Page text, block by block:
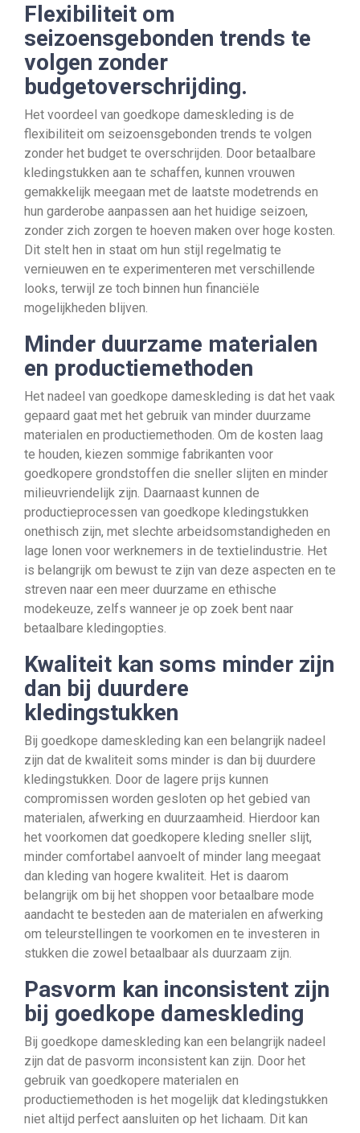
Flexibiliteit om
seizoensgebonden trends te
volgen zonder
budgetoverschrijding.
Het voordeel van goedkope dameskleding is de
flexibiliteit om seizoensgebonden trends te volgen
zonder het budget te overschrijden. Door betaalbare
kledingstukken aan te schaffen, kunnen vrouwen
gemakkelijk meegaan met de laatste modetrends en
hun garderobe aanpassen aan het huidige seizoen,
zonder zich zorgen te hoeven maken over hoge kosten.
Dit stelt hen in staat om hun stijl regelmatig te
vernieuwen en te experimenteren met verschillende
looks, terwijl ze toch binnen hun financiële
mogelijkheden blijven.
Minder duurzame materialen
en productiemethoden
Het nadeel van goedkope dameskleding is dat het vaak
gepaard gaat met het gebruik van minder duurzame
materialen en productiemethoden. Om de kosten laag
te houden, kiezen sommige fabrikanten voor
goedkopere grondstoffen die sneller slijten en minder
milieuvriendelijk zijn. Daarnaast kunnen de
productieprocessen van goedkope kledingstukken
onethisch zijn, met slechte arbeidsomstandigheden en
lage lonen voor werknemers in de textielindustrie. Het
is belangrijk om bewust te zijn van deze aspecten en te
streven naar een meer duurzame en ethische
modekeuze, zelfs wanneer je op zoek bent naar
betaalbare kledingopties.
Kwaliteit kan soms minder zijn
dan bij duurdere
kledingstukken
Bij goedkope dameskleding kan een belangrijk nadeel
zijn dat de kwaliteit soms minder is dan bij duurdere
kledingstukken. Door de lagere prijs kunnen
compromissen worden gesloten op het gebied van
materialen, afwerking en duurzaamheid. Hierdoor kan
het voorkomen dat goedkopere kleding sneller slijt,
minder comfortabel aanvoelt of minder lang meegaat
dan kleding van hogere kwaliteit. Het is daarom
belangrijk om bij het shoppen voor betaalbare mode
aandacht te besteden aan de materialen en afwerking
om teleurstellingen te voorkomen en te investeren in
stukken die zowel betaalbaar als duurzaam zijn.
Pasvorm kan inconsistent zijn
bij goedkope dameskleding
Bij goedkope dameskleding kan een belangrijk nadeel
zijn dat de pasvorm inconsistent kan zijn. Door het
gebruik van goedkopere materialen en
productiemethoden is het mogelijk dat kledingstukken
niet altijd perfect aansluiten op het lichaam. Dit kan